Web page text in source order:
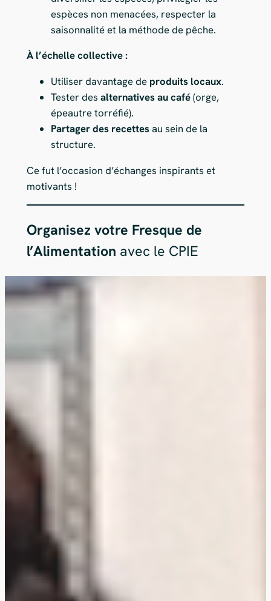
espèces non menacées, respecter la
saisonnalité et la méthode de pêche.
À l’échelle collective :
Utiliser davantage de produits locaux.
Tester des alternatives au café(orge,
épeautre torréfié).
Partager des recettesau sein de la
structure.
Ce fut l’occasion d’échanges inspirants et
motivants !
Organisez votre Fresque de
l’Alimentation avec le CPIE